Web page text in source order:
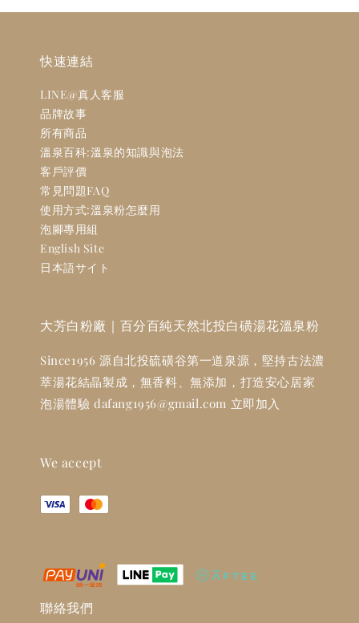
快速連結
LINE@真人客服
品牌故事
所有商品
溫泉百科:溫泉的知識與泡法
客戶評價
常見問題FAQ
使用方式:溫泉粉怎麼用
泡腳專用組
English Site
日本語サイト
大芳白粉廠｜百分百純天然北投白磺湯花溫泉粉
Since1956 源自北投硫磺谷第一道泉源，堅持古法濃
萃湯花結晶製成，無香料、無添加，打造安心居家
泡湯體驗 dafang1956@gmail.com 立即加入
We accept
聯絡我們